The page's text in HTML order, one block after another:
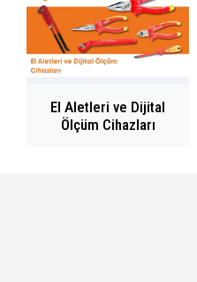
El Aletleri ve Dijital
Ölçüm Cihazları